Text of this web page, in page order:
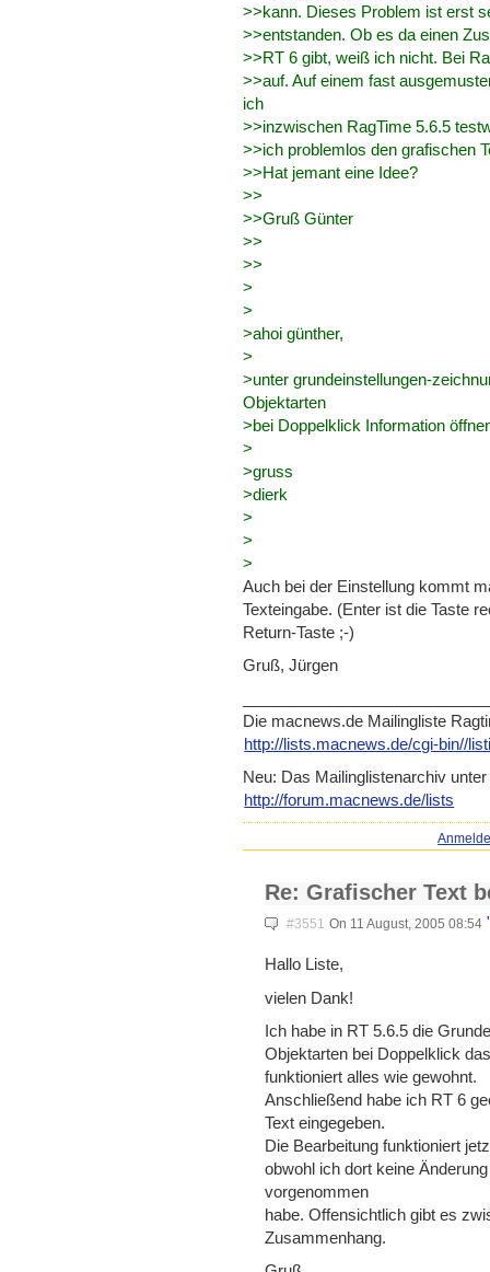
>>kann. Dieses Problem ist erst
>>entstanden. Ob es da einen
>>RT 6 gibt, weiß ich nicht. Bei
>>auf. Auf einem fast
ich
>>inzwischen RagTime 5.6.5
>>ich problemlos den grafischen
>>Hat jemant eine Idee?
>>
>>Gruß Günter
>>
>>
>
>
>ahoi günther,
>
>unter grundeinstellungen-
Objektarten
>bei Doppelklick Information
>
>gruss
>dierk
>
>
>
Auch bei der Einstellung kommt
Texteingabe. (Enter ist die Taste
Return-Taste ;-)
Gruß, Jürgen
Die macnews.de Mailingliste
http://lists.macnews.de/cgi-bin//
Neu: Das Mailinglistenarchiv unter
http://forum.macnews.de/lists
Re: Grafischer Text
#3551 On 11 August, 2005 08:54
Hallo Liste,
vielen Dank!
Ich habe in RT 5.6.5 die
Objektarten bei Doppelklick
funktioniert alles wie gewohnt.
Anschließend habe ich RT 6
Text eingegeben.
Die Bearbeitung funktioniert
obwohl ich dort keine
vorgenommen
habe. Offensichtlich gibt es
Zusammenhang.